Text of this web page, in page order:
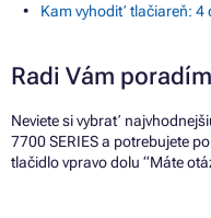
Kam vyhodiť tlačiareň: 4
Radi Vám
Neviete si vybrať
7700 SERIES a potrebujete
tlačidlo vpravo dolu “Máte